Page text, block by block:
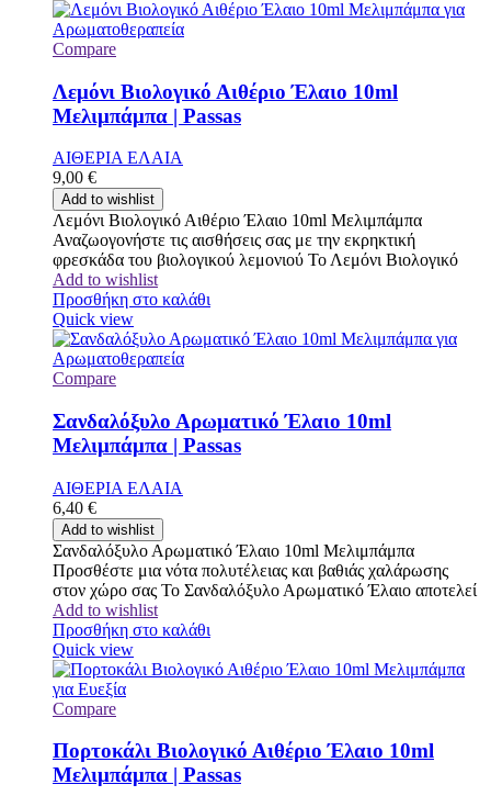
Compare
Λεμόνι Βιολογικό Αιθέριο Έλαιο 10ml
Μελιμπάμπα | Passas
ΑΙΘΕΡΙΑ ΕΛΑΙΑ
9,00 €
Add to wishlist
Λεμόνι Βιολογικό Αιθέριο Έλαιο 10ml Μελιμπάμπα
Αναζωογονήστε τις αισθήσεις σας με την εκρηκτική
φρεσκάδα του βιολογικού λεμονιού Το Λεμόνι Βιολογικό
Add to wishlist
Προσθήκη στο καλάθι
Quick view
Compare
Σανδαλόξυλο Αρωματικό Έλαιο 10ml
Μελιμπάμπα | Passas
ΑΙΘΕΡΙΑ ΕΛΑΙΑ
6,40 €
Add to wishlist
Σανδαλόξυλο Αρωματικό Έλαιο 10ml Μελιμπάμπα
Προσθέστε μια νότα πολυτέλειας και βαθιάς χαλάρωσης
στον χώρο σας Το Σανδαλόξυλο Αρωματικό Έλαιο αποτελεί
Add to wishlist
Προσθήκη στο καλάθι
Quick view
Compare
Πορτοκάλι Βιολογικό Αιθέριο Έλαιο 10ml
Μελιμπάμπα | Passas